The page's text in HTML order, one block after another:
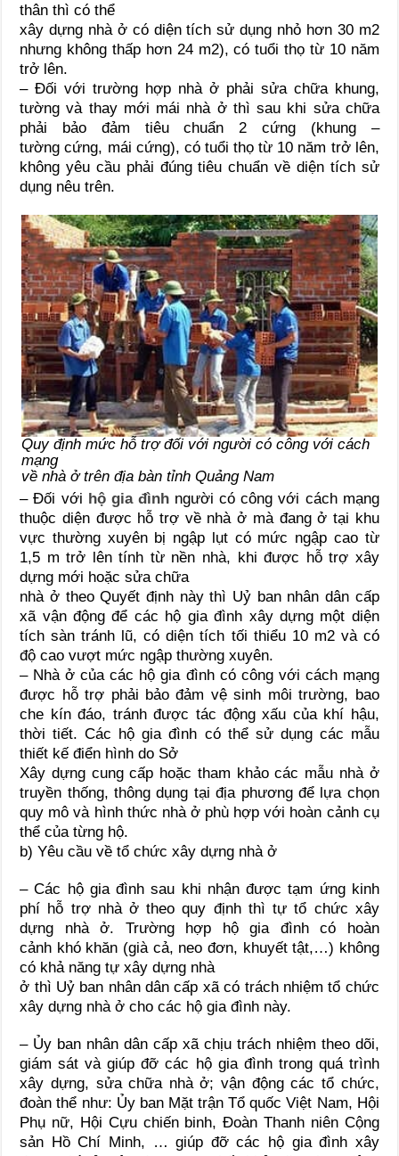
thân thì có thể
xây dựng nhà ở có diện tích sử dụng nhỏ hơn 30 m2
nhưng không thấp hơn 24 m2), có tuổi thọ từ 10 năm
trở lên.
– Đối với trường hợp nhà ở phải sửa chữa khung,
tường và thay mới mái nhà ở thì sau khi sửa chữa
phải bảo đảm tiêu chuẩn 2 cứng (khung –
tường cứng, mái cứng), có tuổi thọ từ 10 năm trở lên,
không yêu cầu phải đúng tiêu chuẩn về diện tích sử
dụng nêu trên.
Quy định mức hỗ trợ đối với người có công với cách
mạng
về nhà ở trên địa bàn tỉnh Quảng Nam
– Đối với hộ gia đình người có công với cách mạng
thuộc diện được hỗ trợ về nhà ở mà đang ở tại khu
vực thường xuyên bị ngập lụt có mức ngập cao từ
1,5 m trở lên tính từ nền nhà, khi được hỗ trợ xây
dựng mới hoặc sửa chữa
nhà ở theo Quyết định này thì Uỷ ban nhân dân cấp
xã vận động để các hộ gia đình xây dựng một diện
tích sàn tránh lũ, có diện tích tối thiểu 10 m2 và có
độ cao vượt mức ngập thường xuyên.
– Nhà ở của các hộ gia đình có công với cách mạng
được hỗ trợ phải bảo đảm vệ sinh môi trường, bao
che kín đáo, tránh được tác động xấu của khí hậu,
thời tiết. Các hộ gia đình có thể sử dụng các mẫu
thiết kế điển hình do Sở
Xây dựng cung cấp hoặc tham khảo các mẫu nhà ở
truyền thống, thông dụng tại địa phương để lựa chọn
quy mô và hình thức nhà ở phù hợp với hoàn cảnh cụ
thể của từng hộ.
b) Yêu cầu về tổ chức xây dựng nhà ở
– Các hộ gia đình sau khi nhận được tạm ứng kinh
phí hỗ trợ nhà ở theo quy định thì tự tổ chức xây
dựng nhà ở. Trường hợp hộ gia đình có hoàn
cảnh khó khăn (già cả, neo đơn, khuyết tật,…) không
có khả năng tự xây dựng nhà
ở thì Uỷ ban nhân dân cấp xã có trách nhiệm tổ chức
xây dựng nhà ở cho các hộ gia đình này.
– Ủy ban nhân dân cấp xã chịu trách nhiệm theo dõi,
giám sát và giúp đỡ các hộ gia đình trong quá trình
xây dựng, sửa chữa nhà ở; vận động các tổ chức,
đoàn thể như: Ủy ban Mặt trận Tổ quốc Việt Nam, Hội
Phụ nữ, Hội Cựu chiến binh, Đoàn Thanh niên Cộng
sản Hồ Chí Minh, … giúp đỡ các hộ gia đình xây